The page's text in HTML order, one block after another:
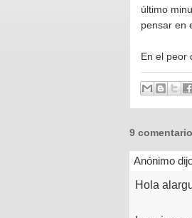
último
pensar en
En el peor
9
Anónimo
Hola